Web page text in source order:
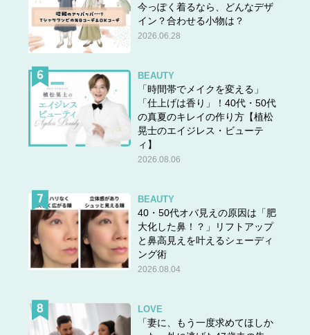
定番とはいえ、デザインパターンに変化が生じる
チェックはいつの時代も変わらず存在する定番柄。しか
し、チェックのパターンには多少の流行り廃りがありま
す。10年前はタータンチェックが流行っていたのに、今じ
ゃ全く流行らない……ということが往々にしてあるので、
定番といえど安心しきるのは要注意！そのシーズンで流行
している柄の特徴と反対に流行っていない柄の特徴をしっ
◆この記事も読まれています
ヤバッ！子どもオバちゃんに見える!? 捨てるべきサロ
ペット・オールインワンの特徴とは
今っぽく着るなら、どんなデザ
イン？合わせる小物は？
2026.06.28
BEAUTY
「時間帯でメイクを変える」
「仕上げは香り」！40代・50代
の真夏のキレイの作り方【植松
晃士のエイジレス・ビューテ
ィ】
2026.08.06
BEAUTY
40・50代オバ見えの原因は「肥
大化した鼻！？」リフトアップ
と鼻高見えを叶えるシェーディ
ング術
2026.08.04
LOVE
「妻に、もう一度求めてほしか